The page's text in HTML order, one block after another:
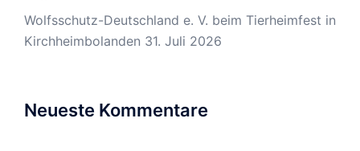
Wolfsschutz-Deutschland e. V. beim Tierheimfest in
Kirchheimbolanden 31. Juli 2026
Neueste Kommentare